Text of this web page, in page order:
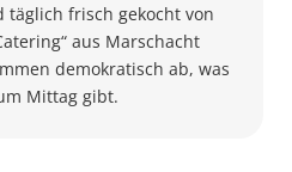
täglich frisch gekocht von
aus Marschacht
demokratisch ab, was
Mittag gibt.